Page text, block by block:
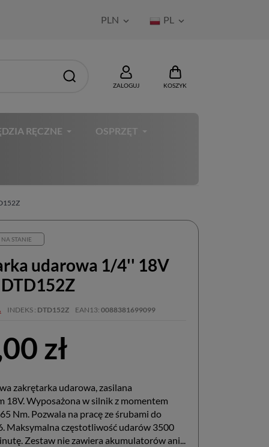
PLN  PL 
ZALOGUJ KOSZYK
RĘCZNE OSPRZĘT
STANIE
udarowa 1/4'' 18V
INDEKS DTD152Z EAN13 0088381699099
zł
zakrętarka udarowa, zasilana
18V. Wyposażona w silnik z momentem
Nm. Pozwala na pracę ze śrubami do
Maksymalna częstotliwość udarów 3500
Zestaw nie zawiera akumulatorów ani...